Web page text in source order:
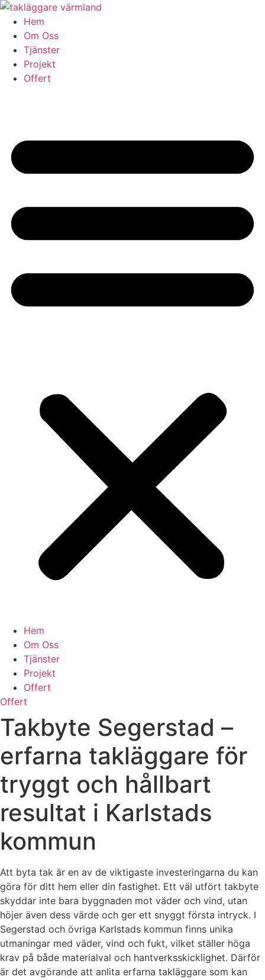
Skip
content
Hem
Om Oss
Tjänster
Projekt
Offert
Hem
Om Oss
Tjänster
Projekt
Offert
Offert
Takbyte Segerstad –
erfarna takläggare för
tryggt och hållbart
resultat i Karlstads
kommun
Att byta tak är en av de viktigaste investeringarna du kan
göra för ditt hem eller din fastighet. Ett väl utfört takbyte
skyddar inte bara byggnaden mot väder och vind, utan
höjer även dess värde och ger ett snyggt första intryck. I
Segerstad och övriga Karlstads kommun finns unika
utmaningar med väder, vind och fukt, vilket ställer höga
krav på både materialval och hantverksskicklighet. Därför
är det avgörande att anlita erfarna takläggare som kan